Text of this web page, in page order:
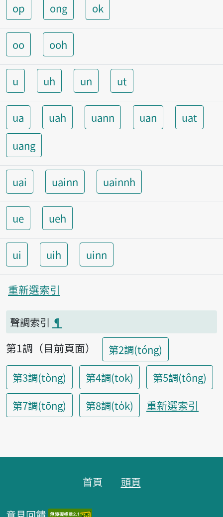
op
ong ok
oo ooh
u uh un ut
ua uah uann uan
uat
uang
uai uainn uainnh
ue ueh
ui uih uinn
重新選索引
聲調索引 ¶
第1調（目前頁面）
第2調(tóng)
第3調(tòng)
第4調(tok)
第5調(tông)
第7調(tōng)
第8調(to̍k) 重新選索引
首頁 頭頁